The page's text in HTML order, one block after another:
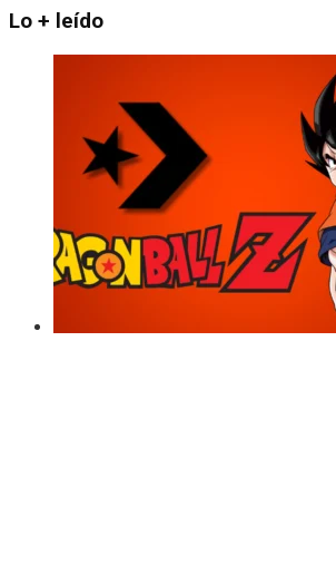
Lo + leído